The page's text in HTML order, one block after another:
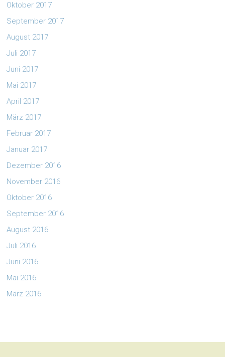
Oktober 2017
September 2017
August 2017
Juli 2017
Juni 2017
Mai 2017
April 2017
März 2017
Februar 2017
Januar 2017
Dezember 2016
November 2016
Oktober 2016
September 2016
August 2016
Juli 2016
Juni 2016
Mai 2016
März 2016